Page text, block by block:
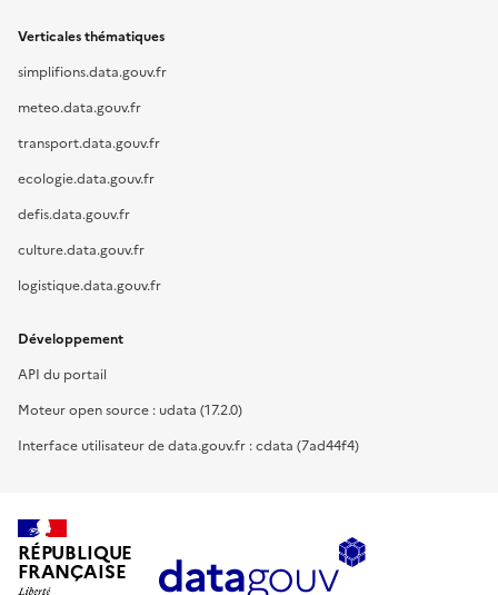
Verticales thématiques
simplifions.data.gouv.fr
meteo.data.gouv.fr
transport.data.gouv.fr
ecologie.data.gouv.fr
defis.data.gouv.fr
culture.data.gouv.fr
logistique.data.gouv.fr
Développement
API du portail
Moteur open source : udata (17.2.0)
Interface utilisateur de data.gouv.fr : cdata (7ad44f4)
RÉPUBLIQUE
FRANÇAISE